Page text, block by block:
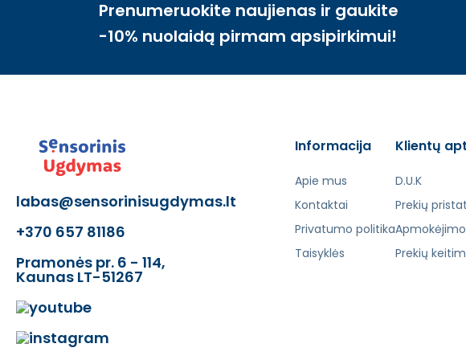
Prenumeruokite naujienas ir gaukite
-10% nuolaidą pirmam apsipirkimui!
labas@sensorinisugdymas.lt
+370 657 81186
Pramonės pr. 6 - 114,
Kaunas LT-51267
Informacija
Apie mus
Kontaktai
Privatumo politika
Taisyklės
Klientų
D.U.K
Prekių
Prekių